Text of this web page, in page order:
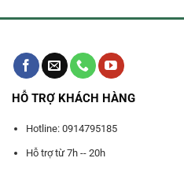
HỖ TRỢ KHÁCH HÀNG
Hotline: 0914795185
Hỗ trợ từ 7h -- 20h